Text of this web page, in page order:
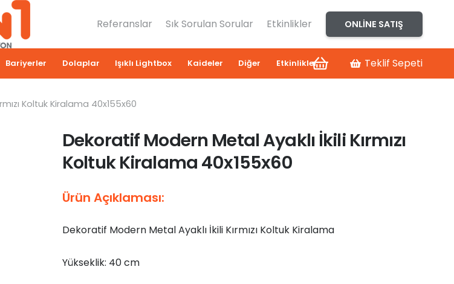
Referanslar Sık Sorulan Sorular Etkinlikler ONLINE SATIŞ
Bariyerler Dolaplar Işıklı Lightbox Kaideler Diğer Etkinlikler Teklif Sepeti
Koltuk Kiralama 40x155x60
Dekoratif Modern Metal Ayaklı İkili Kırmızı
Koltuk Kiralama 40x155x60
Ürün Açıklaması:
Dekoratif Modern Metal Ayaklı İkili Kırmızı Koltuk Kiralama
Yükseklik: 40 cm